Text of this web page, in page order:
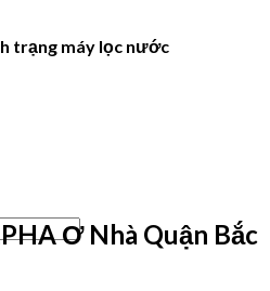
trạng máy lọc nước
Ơ Nhà Quận Bắc